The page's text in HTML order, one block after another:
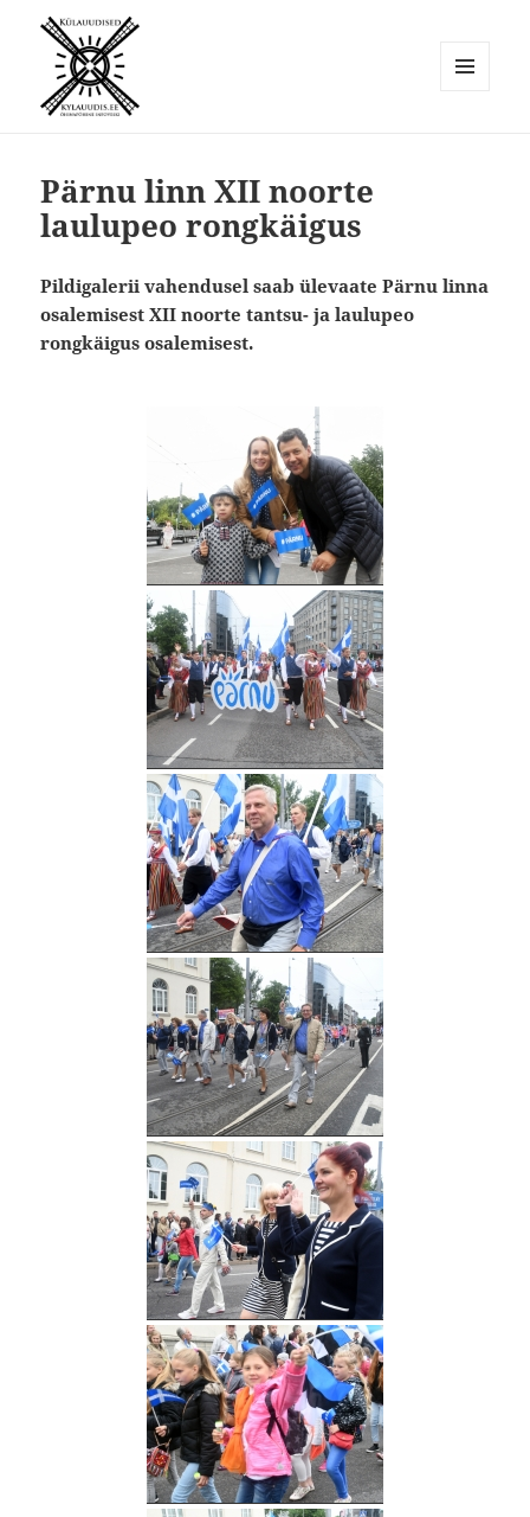
Pärnu linn XII noorte
laulupeo rongkäigus
Pildigalerii vahendusel saab ülevaate Pärnu linna
osalemisest XII noorte tantsu- ja laulupeo
rongkäigus osalemisest.